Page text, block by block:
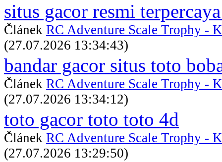
situs gacor resmi
Článek RC Adventure Scale Trophy -
(27.07.2026 13:34:43)
bandar gacor situs toto
Článek RC Adventure Scale Trophy -
(27.07.2026 13:34:12)
toto gacor toto toto 4d
Článek RC Adventure Scale Trophy -
(27.07.2026 13:29:50)